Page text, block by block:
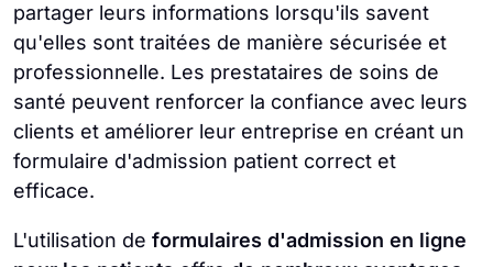
partager leurs informations lorsqu'ils savent
qu'elles sont traitées de manière sécurisée et
professionnelle. Les prestataires de soins de
santé peuvent renforcer la confiance avec leurs
clients et améliorer leur entreprise en créant un
formulaire d'admission patient correct et
efficace.
L'utilisation de formulaires d'admission en ligne